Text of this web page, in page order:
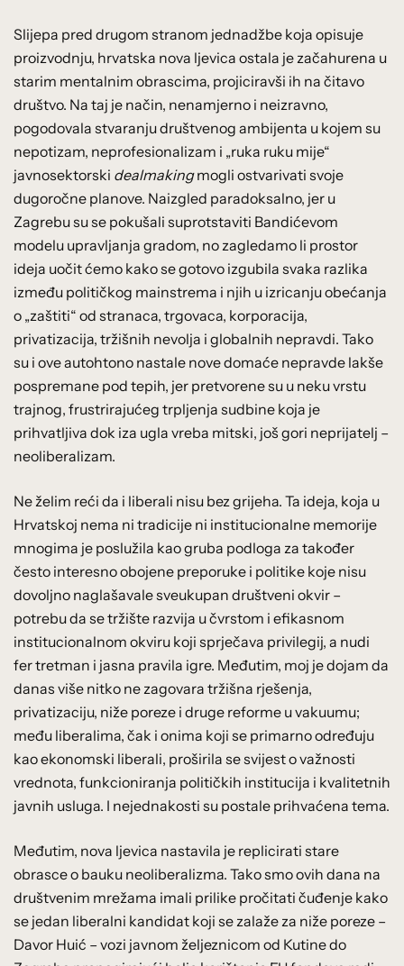
Slijepa pred drugom stranom jednadžbe koja opisuje
proizvodnju, hrvatska nova ljevica ostala je začahurena u
starim mentalnim obrascima, projiciravši ih na čitavo
društvo. Na taj je način, nenamjerno i neizravno,
pogodovala stvaranju društvenog ambijenta u kojem su
nepotizam, neprofesionalizam i „ruka ruku mije“
javnosektorski dealmakingmogli ostvarivati svoje
dugoročne planove. Naizgled paradoksalno, jer u
Zagrebu su se pokušali suprotstaviti Bandićevom
modelu upravljanja gradom, no zagledamo li prostor
ideja uočit ćemo kako se gotovo izgubila svaka razlika
između političkog mainstrema i njih u izricanju obećanja
o „zaštiti“ od stranaca, trgovaca, korporacija,
privatizacija, tržišnih nevolja i globalnih nepravdi. Tako
su i ove autohtono nastale nove domaće nepravde lakše
pospremane pod tepih, jer pretvorene su u neku vrstu
trajnog, frustrirajućeg trpljenja sudbine koja je
prihvatljiva dok iza ugla vreba mitski, još gori neprijatelj –
neoliberalizam.
Ne želim reći da i liberali nisu bez grijeha. Ta ideja, koja u
Hrvatskoj nema ni tradicije ni institucionalne memorije
mnogima je poslužila kao gruba podloga za također
često interesno obojene preporuke i politike koje nisu
dovoljno naglašavale sveukupan društveni okvir –
potrebu da se tržište razvija u čvrstom i efikasnom
institucionalnom okviru koji sprječava privilegij, a nudi
fer tretman i jasna pravila igre. Međutim, moj je dojam da
danas više nitko ne zagovara tržišna rješenja,
privatizaciju, niže poreze i druge reforme u vakuumu;
među liberalima, čak i onima koji se primarno određuju
kao ekonomski liberali, proširila se svijest o važnosti
vrednota, funkcioniranja političkih institucija i kvalitetnih
javnih usluga. I nejednakosti su postale prihvaćena tema.
Međutim, nova ljevica nastavila je replicirati stare
obrasce o bauku neoliberalizma. Tako smo ovih dana na
društvenim mrežama imali prilike pročitati čuđenje kako
se jedan liberalni kandidat koji se zalaže za niže poreze –
Davor Huić – vozi javnom željeznicom od Kutine do